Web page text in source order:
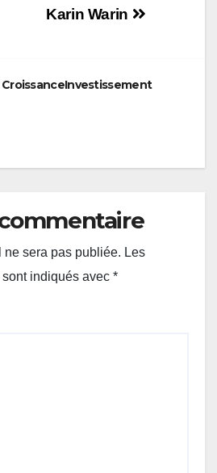
Karin Warin
CroissanceInvestissement
ne sera pas publiée. Les
indiqués avec *